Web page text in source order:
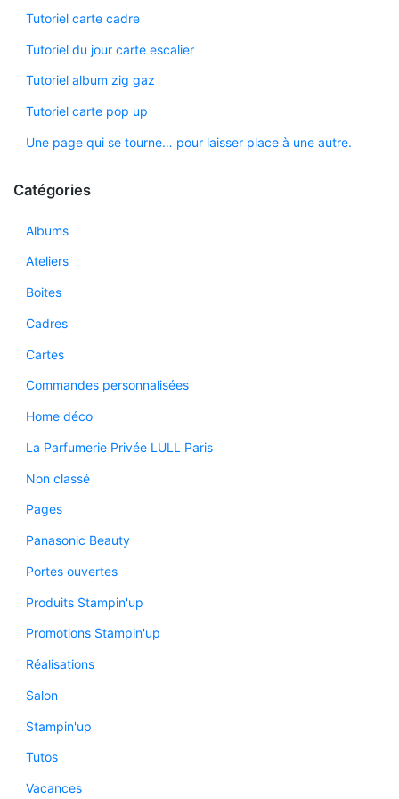
Tutoriel carte cadre
Tutoriel du jour carte escalier
Tutoriel album zig gaz
Tutoriel carte pop up
Une page qui se tourne… pour laisser place à une autre.
Catégories
Albums
Ateliers
Boites
Cadres
Cartes
Commandes personnalisées
Home déco
La Parfumerie Privée LULL Paris
Non classé
Pages
Panasonic Beauty
Portes ouvertes
Produits Stampin'up
Promotions Stampin'up
Réalisations
Salon
Stampin'up
Tutos
Vacances